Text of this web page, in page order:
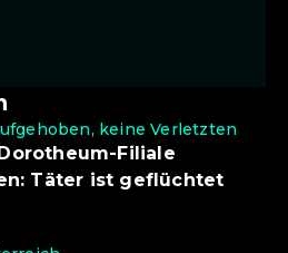
keine Verletzten
Filiale
Täter ist geflüchtet